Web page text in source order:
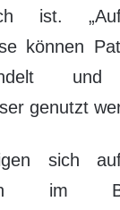
ist.
können
und
genutzt
sich
im